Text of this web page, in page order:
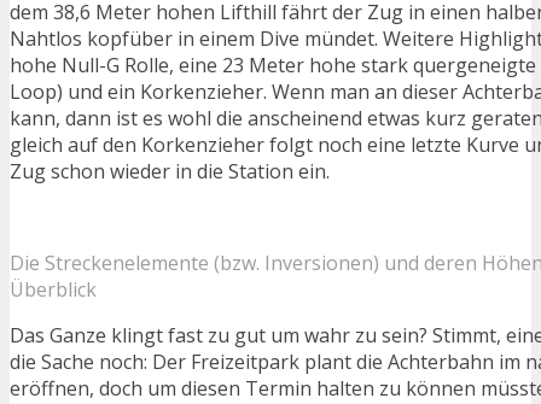
dem 38,6 Meter hohen Lifthill fährt der Zug in einen
Nahtlos kopfüber in einem Dive mündet. Weitere
hohe Null-G Rolle, eine 23 Meter hohe stark quergeneigte
Loop) und ein Korkenzieher. Wenn man an dieser
kann, dann ist es wohl die anscheinend etwas kurz
gleich auf den Korkenzieher folgt noch eine letzte Kurve
Zug schon wieder in die Station ein.
Die Streckenelemente (bzw. Inversionen) und deren
Überblick
Das Ganze klingt fast zu gut um wahr zu sein? Stimmt,
die Sache noch: Der Freizeitpark plant die Achterbahn im
eröffnen, doch um diesen Termin halten zu können